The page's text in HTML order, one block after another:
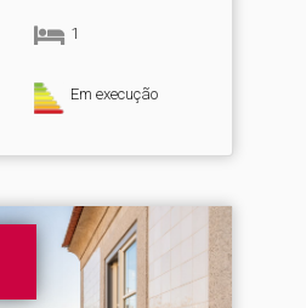
1
Em execução